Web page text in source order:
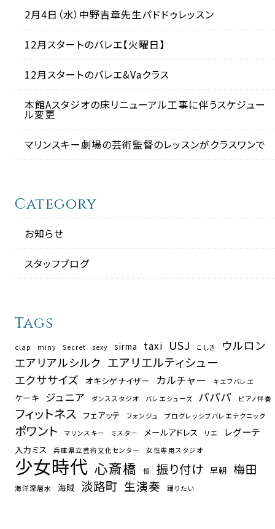
2月4日（水）中野吉章先生パドドゥレッスン
12月スタートのバレエ【火曜日】
12月スタートのバレエ&Vaクラス
本館Aスタジオの床リニューアル工事に伴うスケジュー
ル変更
マリンスキー劇場の芸術監督のレッスンがクラスワンで
Category
お知らせ
スタッフブログ
Tags
clap miny Secret sexy sirma taxi USJ こしき
ウルロン
エアリアルシルク エアリエルティシュー
エクササイズ オキシゲナイザー カルチャー キエフバレエ
ケーキ ジュニア ダンススタジオ バレエシューズ パパパ ピアノ伴奏
フィットネス フェアッテ フォンジュ プログレッシブバレエテクニック
ポワント マリンスキー ミスター メールアドレス リエ レグーテ
入力ミス 兵庫県立芸術文化センター 女性専用スタジオ
少女時代 心斎橋 恒 振り付け 早朝 梅田
海洋深層水 海賊 淡路町 生演奏 踊りたい